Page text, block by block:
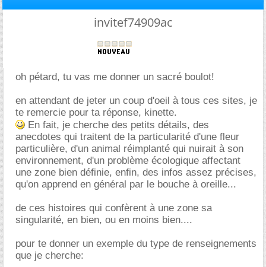
invitef74909ac
oh pétard, tu vas me donner un sacré boulot!
en attendant de jeter un coup d'oeil à tous ces sites, je
te remercie pour ta réponse, kinette.
En fait, je cherche des petits détails, des
anecdotes qui traitent de la particularité d'une fleur
particulière, d'un animal réimplanté qui nuirait à son
environnement, d'un problème écologique affectant
une zone bien définie, enfin, des infos assez précises,
qu'on apprend en général par le bouche à oreille...
de ces histoires qui confèrent à une zone sa
singularité, en bien, ou en moins bien....
pour te donner un exemple du type de renseignements
que je cherche: